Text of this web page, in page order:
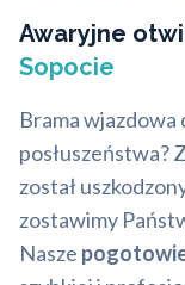
Awaryjne
Sopocie
Brama wjazdowa
posłuszeństwa?
został
zostawimy
Nasze